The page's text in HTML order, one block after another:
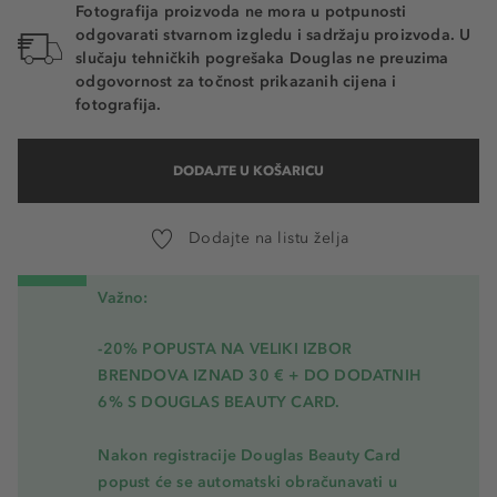
Fotografija proizvoda ne mora u potpunosti
odgovarati stvarnom izgledu i sadržaju proizvoda. U
slučaju tehničkih pogrešaka Douglas ne preuzima
odgovornost za točnost prikazanih cijena i
fotografija.
DODAJTE U KOŠARICU
Dodajte na listu želja
Važno:
-20% POPUSTA NA VELIKI IZBOR
BRENDOVA IZNAD 30 € + DO DODATNIH
6% S DOUGLAS BEAUTY CARD.
Nakon registracije Douglas Beauty Card
popust će se automatski obračunavati u